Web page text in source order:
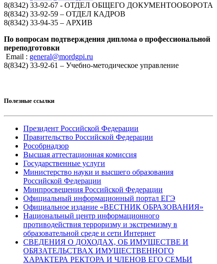
8(8342) 33-92-67 - ОТДЕЛ ОБЩЕГО ДОКУМЕНТООБОРОТА
8(8342) 33-92-59 – ОТДЕЛ КАДРОВ
8(8342) 33-94-35 – АРХИВ
По вопросам подтверждения диплома о профессиональной
переподготовки
Email : general@mordgpi.ru
8(8342) 33-92-61 – Учебно-методическое управление
Полезные ссылки
Президент Российской Федерации
Правительство Российской Федерации
Рособрнадзор
Высшая аттестационная комиссия
Государственные услуги
Министерство науки и высшего образования
Российской Федерации
Минпросвещения Российской Федерации
Официальный информационный портал ЕГЭ
Официальное издание «ВЕСТНИК ОБРАЗОВАНИЯ»
Национальный центр информационного
противодействия терроризму и экстремизму в
образовательной среде и сети Интернет
СВЕДЕНИЯ О ДОХОДАХ, ОБ ИМУЩЕСТВЕ И
ОБЯЗАТЕЛЬСТВАХ ИМУЩЕСТВЕННОГО
ХАРАКТЕРА РЕКТОРА И ЧЛЕНОВ ЕГО СЕМЬИ